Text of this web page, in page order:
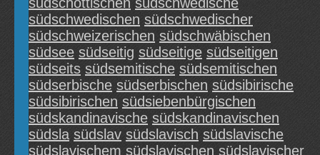
südschwedischen südschwedischer
südschweizerischen südschwäbischen
südsee südseitig südseitige südseitigen
südseits südsemitische südsemitischen
südserbische südserbischen südsibirische
südsibirischen südsiebenbürgischen
südskandinavische südskandinavischen
südsla südslav südslavisch südslavische
südslavischem südslavischen südslavischer